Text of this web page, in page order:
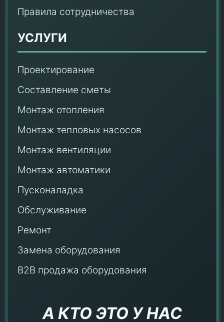
Правила сотрудничества
УСЛУГИ
Проектирование
Составление сметы
Монтаж отопления
Монтаж тепловых насосов
Монтаж вентиляции
Монтаж автоматики
Пусконаладка
Обслуживание
Ремонт
Замена оборудования
B2B продажа оборудования
А КТО ЭТО У НАС